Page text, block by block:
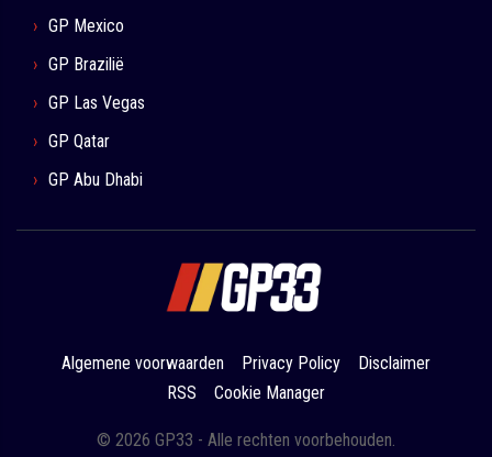
GP Mexico
GP Brazilië
GP Las Vegas
GP Qatar
GP Abu Dhabi
Algemene voorwaarden Privacy Policy
Disclaimer
RSS
Cookie Manager
© 2026 GP33 - Alle rechten voorbehouden.